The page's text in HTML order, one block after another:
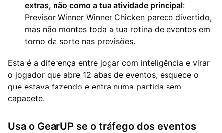
extras, não como a tua atividade principal:
Previsor Winner Winner Chicken parece divertido,
mas não montes toda a tua rotina de eventos em
torno da sorte nas previsões.
Esta é a diferença entre jogar com inteligência e virar
o jogador que abre 12 abas de eventos, esquece o
que estava fazendo e entra numa partida sem
capacete.
Usa o GearUP se o tráfego dos eventos